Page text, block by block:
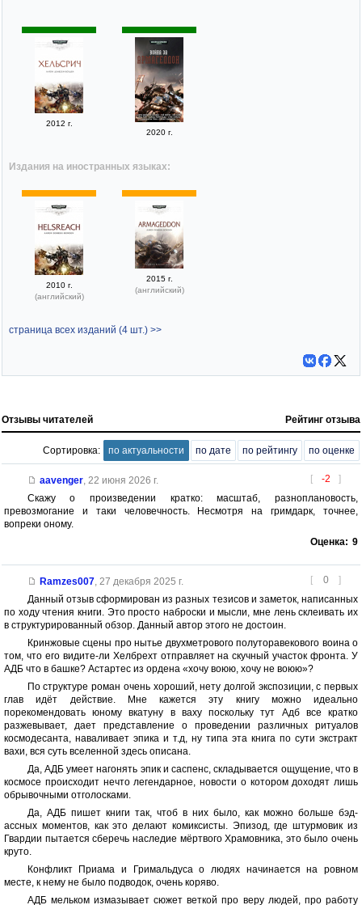
2012 г.
2020 г.
Издания на иностранных языках:
2010 г.
(английский)
2015 г.
(английский)
страница всех изданий (4 шт.) >>
Отзывы читателей Рейтинг отзыва
Сортировка: по актуальности по дате по рейтингу по оценке
[ -2 ]
aavenger, 22 июня 2026 г.
Скажу о произведении кратко: масштаб, разноплановость,
превозмогание и таки человечность. Несмотря на гримдарк, точнее,
вопреки оному.
Оценка: 9
[ 0 ]
Ramzes007, 27 декабря 2025 г.
Данный отзыв сформирован из разных тезисов и заметок, написанных
по ходу чтения книги. Это просто наброски и мысли, мне лень склеивать их
в структурированный обзор. Данный автор этого не достоин.
Кринжовые сцены про нытье двухметрового полуторавекового воина о
том, что его видите-ли Хелбрехт отправляет на скучный участок фронта. У
АДБ что в башке? Астартес из ордена «хочу воюю, хочу не воюю»?
По структуре роман очень хороший, нету долгой экспозиции, с первых
глав идёт действие. Мне кажется эту книгу можно идеально
порекомендовать юному вкатуну в ваху поскольку тут Адб все кратко
разжевывает, дает представление о проведении различных ритуалов
космодесанта, наваливает эпика и т.д, ну типа эта книга по сути экстракт
вахи, вся суть вселенной здесь описана.
Да, АДБ умеет нагонять эпик и саспенс, складывается ощущение, что в
космосе происходит нечто легендарное, новости о котором доходят лишь
обрывочными отголосками.
Да, АДБ пишет книги так, чтоб в них было, как можно больше бэд-
ассных моментов, как это делают комиксисты. Эпизод, где штурмовик из
Гвардии пытается сберечь наследие мёртвого Храмовника, это было очень
круто.
Конфликт Приама и Гримальдуса о людях начинается на ровном
месте, к нему не было подводок, очень коряво.
АДБ мельком измазывает сюжет веткой про веру людей, про работу